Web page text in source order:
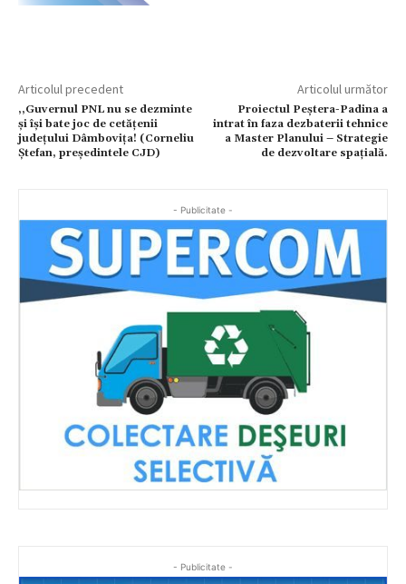
Articolul precedent
,,Guvernul PNL nu se dezminte
și își bate joc de cetățenii
județului Dâmbovița! (Corneliu
Ștefan, președintele CJD)
Articolul următor
Proiectul Peștera-Padina a
intrat în faza dezbaterii tehnice
a Master Planului – Strategie
de dezvoltare spațială.
- Publicitate -
- Publicitate -